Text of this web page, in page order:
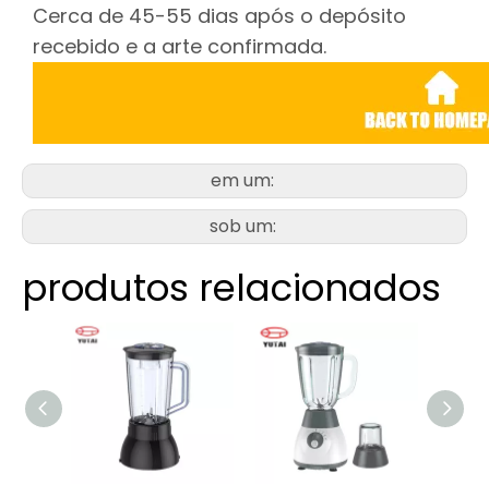
Cerca de 45-55 dias após o depósito
recebido e a arte confirmada.
em um:
sob um:
produtos relacionados